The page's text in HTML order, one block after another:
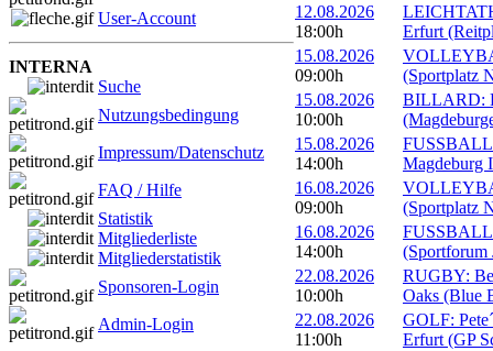
User-Account
INTERNA
Suche
Nutzungsbedingung
Impressum/Datenschutz
FAQ / Hilfe
Statistik
Mitgliederliste
Mitgliederstatistik
Sponsoren-Login
Admin-Login
12.08.2026
18:00h
Erfurt
15.08.2026
09:00h
(Sportplatz
15.08.2026
10:00h
BILLARD:
15.08.2026
14:00h
Magdeburg
16.08.2026
09:00h
(Sportplatz
16.08.2026
14:00h
(Sportforum
22.08.2026
10:00h
RUGBY:
Oaks (Blue
22.08.2026
11:00h
GOLF:
Erfurt (GP